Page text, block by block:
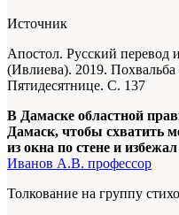
Источник
Апостол. Русский перевод
(Ивлиева). 2019.
Пятидесятнице. С. 137
В Дамаске областной
Дамаск, чтобы схватить
из окна по стене и
Иванов А.В. профессор
Толкование на группу